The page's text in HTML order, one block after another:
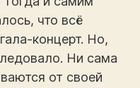
что всё
концерт. Но,
Ни сама
от своей